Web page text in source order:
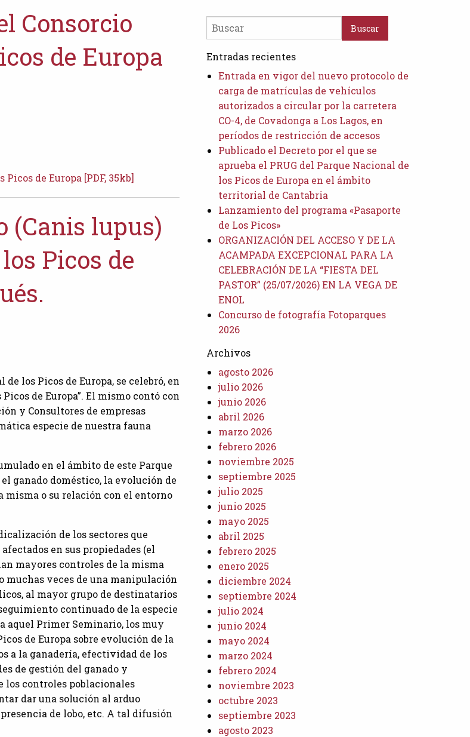
Consorcio
de Europa
de Europa [PDF, 35kb]
(Canis lupus)
Picos de
los Picos de Europa, se celebró, en
de Europa”. El mismo contó con
y Consultores de empresas
especie de nuestra fauna
en el ámbito de este Parque
ganado doméstico, la evolución de
misma o su relación con el entorno
de los sectores que
en sus propiedades (el
mayores controles de la misma
muchas veces de una manipulación
al mayor grupo de destinatarios
continuado de la especie
aquel Primer Seminario, los muy
de Europa sobre evolución de la
a la ganadería, efectividad de los
de gestión del ganado y
los controles poblacionales
dar una solución al arduo
de lobo, etc. A tal difusión
Buscar
Entradas recientes
Entrada en vigor del nuevo protocolo de
carga de matrículas de vehículos
autorizados a circular por la carretera
CO-4, de Covadonga a Los Lagos, en
períodos de restricción de accesos
Publicado el Decreto por el que se
aprueba el PRUG del Parque Nacional de
los Picos de Europa en el ámbito
territorial de Cantabria
Lanzamiento del programa «Pasaporte
de Los Picos»
ORGANIZACIÓN DEL ACCESO Y DE LA
ACAMPADA EXCEPCIONAL PARA LA
CELEBRACIÓN DE LA “FIESTA DEL
PASTOR” (25/07/2026) EN LA VEGA DE
ENOL
Concurso de fotografía Fotoparques
2026
Archivos
agosto 2026
julio 2026
junio 2026
abril 2026
marzo 2026
febrero 2026
noviembre 2025
septiembre 2025
julio 2025
junio 2025
mayo 2025
abril 2025
febrero 2025
enero 2025
diciembre 2024
septiembre 2024
julio 2024
junio 2024
mayo 2024
marzo 2024
febrero 2024
noviembre 2023
octubre 2023
septiembre 2023
agosto 2023